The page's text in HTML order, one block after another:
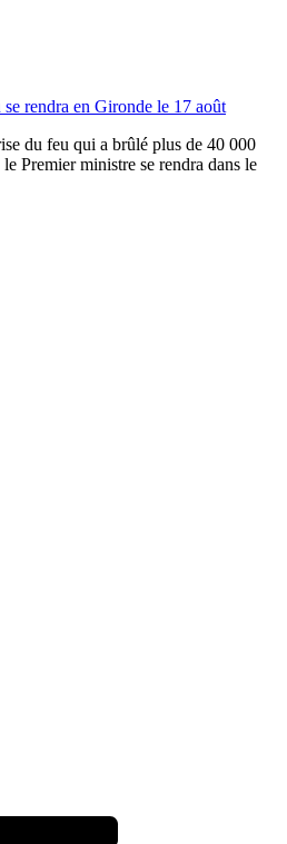
rendra en Gironde le 17 août
du feu qui a brûlé plus de 40 000
Premier ministre se rendra dans le